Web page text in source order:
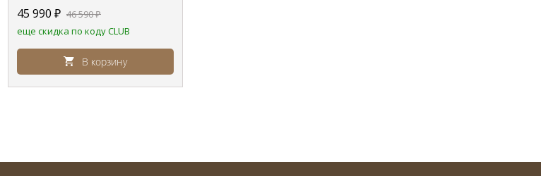
45 990 ₽ 46 590₽
еще скидка по коду CLUB
В корзину